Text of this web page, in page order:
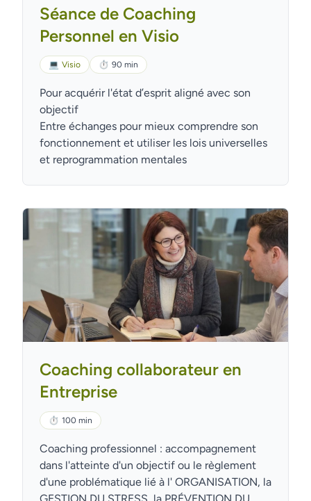
Séance de Coaching
Personnel en Visio
💻 Visio ⏱ 90 min
Pour acquérir l'état d’esprit aligné avec son
objectif
Entre échanges pour mieux comprendre son
fonctionnement et utiliser les lois universelles
et reprogrammation mentales
Coaching collaborateur en
Entreprise
⏱ 100 min
Coaching professionnel : accompagnement
dans l'atteinte d'un objectif ou le règlement
d'une problématique lié à l' ORGANISATION, la